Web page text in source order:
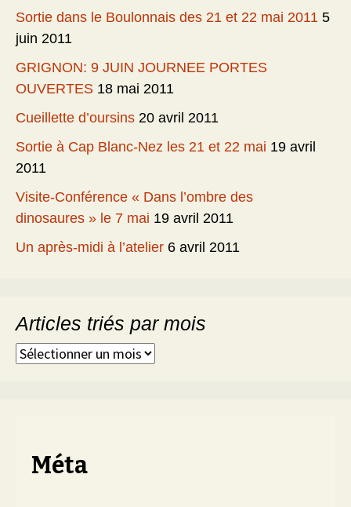
Sortie dans le Boulonnais des 21 et 22 mai 2011 5
juin 2011
GRIGNON: 9 JUIN JOURNEE PORTES
OUVERTES 18 mai 2011
Cueillette d’oursins 20 avril 2011
Sortie à Cap Blanc-Nez les 21 et 22 mai 19 avril
2011
Visite-Conférence « Dans l’ombre des
dinosaures » le 7 mai 19 avril 2011
Un après-midi à l’atelier 6 avril 2011
Articles triés par mois
Articles
Méta